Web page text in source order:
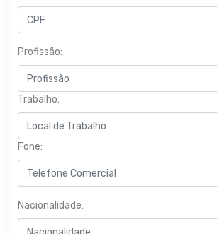
Profissão:
Trabalho:
Fone:
Nacionalidade: